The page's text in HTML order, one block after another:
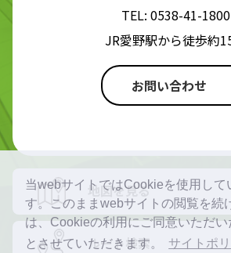
当webサイトではCookieを使用して
す。このままwebサイトの閲覧を続
は、Cookieの利用にご同意いただい
とさせていただきます。
サイトポ
TEL: 0538-41-1800
JR愛野駅から徒歩約
お問い合わせ
地図を見る
ルート検索